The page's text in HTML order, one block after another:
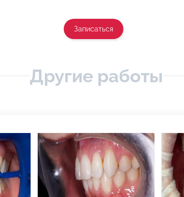
Записаться
Другие работы